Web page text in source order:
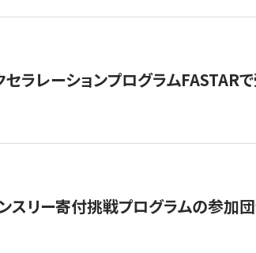
ラレーションプログラムFASTAR
スリー寄付挑戦プログラムの参加